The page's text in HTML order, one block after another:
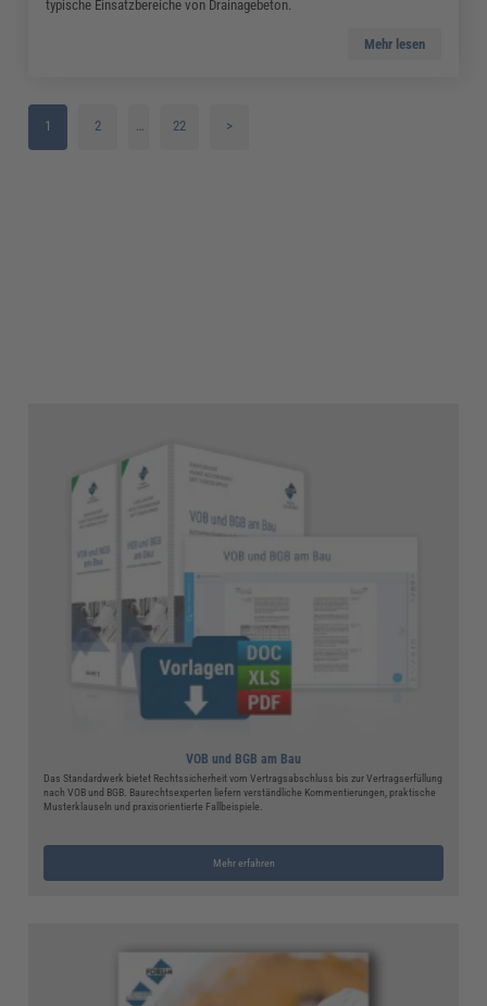
typische Einsatzbereiche von Drainagebeton.
Mehr lesen
1 2 … 22 >
VOB und BGB am Bau
Das Standardwerk bietet Rechtssicherheit vom Vertragsabschluss bis zur Vertragserfüllung
nach VOB und BGB. Baurechtsexperten liefern verständliche Kommentierungen, praktische
Musterklauseln und praxisorientierte Fallbeispiele.
Mehr erfahren